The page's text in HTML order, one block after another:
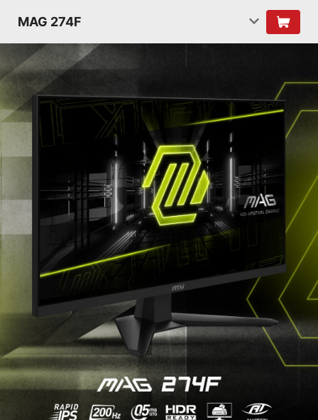
MAG 274F